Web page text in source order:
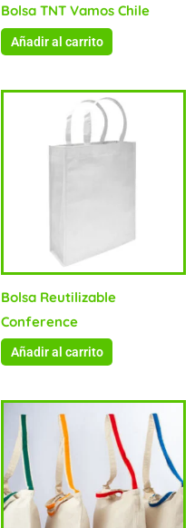
Bolsa TNT Vamos Chile
Añadir al carrito
Bolsa Reutilizable
Conference
Añadir al carrito